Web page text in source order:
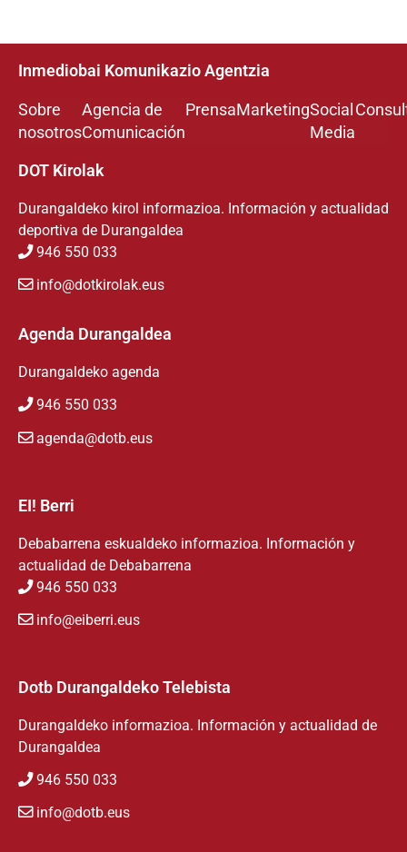
Inmediobai Komunikazio Agentzia
Sobre
nosotros
Agencia de
Comunicación
PrensaMarketingSocial
Media
DOT Kirolak
Durangaldeko kirol informazioa. Información y actualidad
deportiva de Durangaldea
946 550 033
info@dotkirolak.eus
Agenda Durangaldea
Durangaldeko agenda
946 550 033
agenda@dotb.eus
EI! Berri
Debabarrena eskualdeko informazioa. Información y
actualidad de Debabarrena
946 550 033
info@eiberri.eus
Dotb Durangaldeko Telebista
Durangaldeko informazioa. Información y actualidad de
Durangaldea
946 550 033
info@dotb.eus